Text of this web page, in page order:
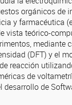
orgánicos de
y farmacéutica
vista teórico-
mediante
(DFT) y el
reacción
de
desarrollo de